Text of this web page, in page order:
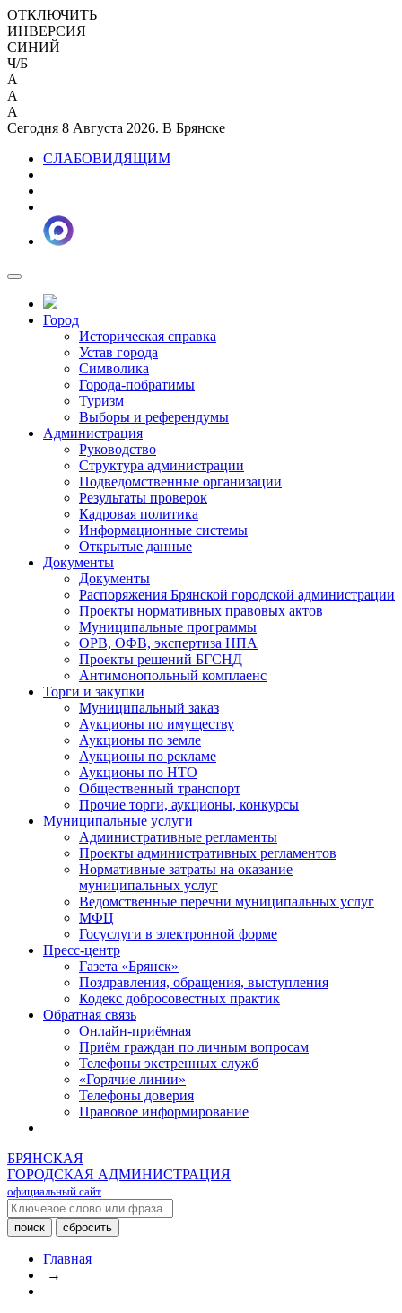
ОТКЛЮЧИТЬ
ИНВЕРСИЯ
СИНИЙ
Ч/Б
A
A
A
Сегодня 8 Августа 2026. В Брянске
СЛАБОВИДЯЩИМ
Город
Историческая справка
Устав города
Символика
Города-побратимы
Туризм
Выборы и референдумы
Администрация
Руководство
Структура администрации
Подведомственные организации
Результаты проверок
Кадровая политика
Информационные системы
Открытые данные
Документы
Документы
Распоряжения Брянской городской администрации
Проекты нормативных правовых актов
Муниципальные программы
ОРВ, ОФВ, экспертиза НПА
Проекты решений БГСНД
Антимонопольный комплаенс
Торги и закупки
Муниципальный заказ
Аукционы по имуществу
Аукционы по земле
Аукционы по рекламе
Аукционы по НТО
Общественный транспорт
Прочие торги, аукционы, конкурсы
Муниципальные услуги
Административные регламенты
Проекты административных регламентов
Нормативные затраты на оказание
муниципальных услуг
Ведомственные перечни муниципальных услуг
МФЦ
Госуслуги в электронной форме
Пресс-центр
Газета «Брянск»
Поздравления, обращения, выступления
Кодекс добросовестных практик
Обратная связь
Онлайн-приёмная
Приём граждан по личным вопросам
Телефоны экстренных служб
«Горячие линии»
Телефоны доверия
Правовое информирование
БРЯНСКАЯ
ГОРОДСКАЯ АДМИНИСТРАЦИЯ
официальный сайт
Главная
→